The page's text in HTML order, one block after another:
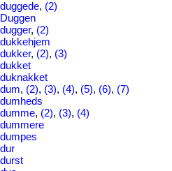
duggede, (2)
Duggen
dugger, (2)
dukkehjem
dukker, (2), (3)
dukket
duknakket
dum, (2), (3), (4), (5), (6), (7)
dumheds
dumme, (2), (3), (4)
dummere
dumpes
dur
durst